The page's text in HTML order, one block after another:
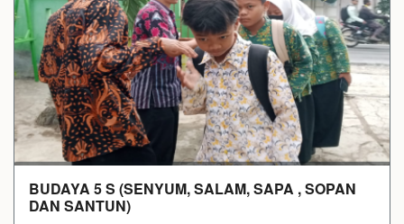
BUDAYA 5 S (SENYUM, SALAM, SAPA , SOPAN
DAN SANTUN)